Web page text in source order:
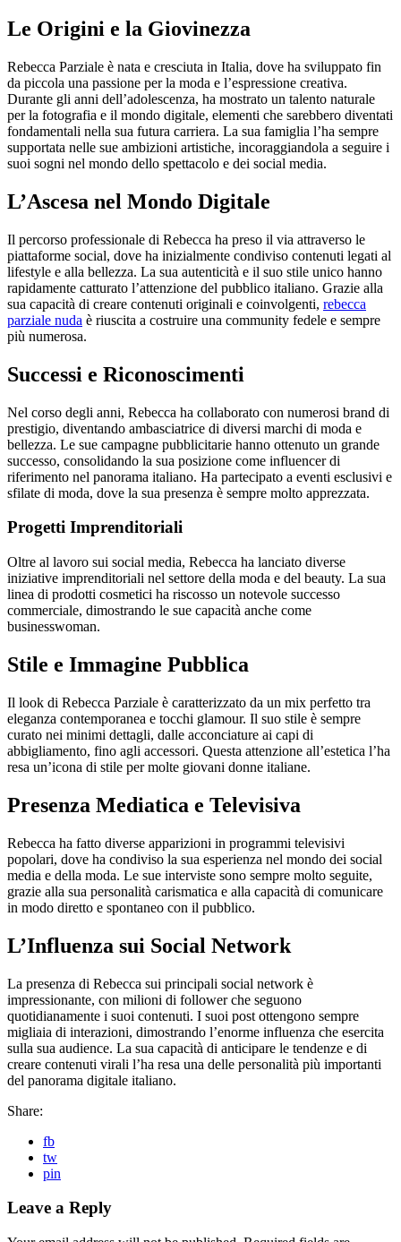
Le Origini e la Giovinezza
Rebecca Parziale è nata e cresciuta in Italia, dove ha sviluppato fin
da piccola una passione per la moda e l’espressione creativa.
Durante gli anni dell’adolescenza, ha mostrato un talento naturale
per la fotografia e il mondo digitale, elementi che sarebbero diventati
fondamentali nella sua futura carriera. La sua famiglia l’ha sempre
supportata nelle sue ambizioni artistiche, incoraggiandola a seguire i
suoi sogni nel mondo dello spettacolo e dei social media.
L’Ascesa nel Mondo Digitale
Il percorso professionale di Rebecca ha preso il via attraverso le
piattaforme social, dove ha inizialmente condiviso contenuti legati al
lifestyle e alla bellezza. La sua autenticità e il suo stile unico hanno
rapidamente catturato l’attenzione del pubblico italiano. Grazie alla
sua capacità di creare contenuti originali e coinvolgenti, rebecca
parziale nuda è riuscita a costruire una community fedele e sempre
più numerosa.
Successi e Riconoscimenti
Nel corso degli anni, Rebecca ha collaborato con numerosi brand di
prestigio, diventando ambasciatrice di diversi marchi di moda e
bellezza. Le sue campagne pubblicitarie hanno ottenuto un grande
successo, consolidando la sua posizione come influencer di
riferimento nel panorama italiano. Ha partecipato a eventi esclusivi e
sfilate di moda, dove la sua presenza è sempre molto apprezzata.
Progetti Imprenditoriali
Oltre al lavoro sui social media, Rebecca ha lanciato diverse
iniziative imprenditoriali nel settore della moda e del beauty. La sua
linea di prodotti cosmetici ha riscosso un notevole successo
commerciale, dimostrando le sue capacità anche come
businesswoman.
Stile e Immagine Pubblica
Il look di Rebecca Parziale è caratterizzato da un mix perfetto tra
eleganza contemporanea e tocchi glamour. Il suo stile è sempre
curato nei minimi dettagli, dalle acconciature ai capi di
abbigliamento, fino agli accessori. Questa attenzione all’estetica l’ha
resa un’icona di stile per molte giovani donne italiane.
Presenza Mediatica e Televisiva
Rebecca ha fatto diverse apparizioni in programmi televisivi
popolari, dove ha condiviso la sua esperienza nel mondo dei social
media e della moda. Le sue interviste sono sempre molto seguite,
grazie alla sua personalità carismatica e alla capacità di comunicare
in modo diretto e spontaneo con il pubblico.
L’Influenza sui Social Network
La presenza di Rebecca sui principali social network è
impressionante, con milioni di follower che seguono
quotidianamente i suoi contenuti. I suoi post ottengono sempre
migliaia di interazioni, dimostrando l’enorme influenza che esercita
sulla sua audience. La sua capacità di anticipare le tendenze e di
creare contenuti virali l’ha resa una delle personalità più importanti
del panorama digitale italiano.
Share:
fb
tw
pin
Leave a Reply